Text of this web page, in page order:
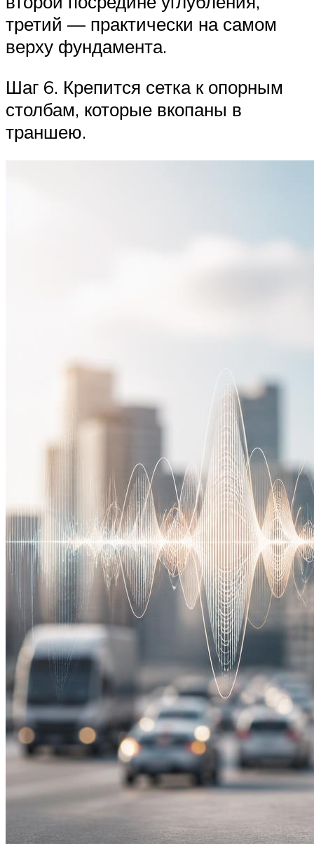
третий — практически на самом
верху фундамента.
Шаг 6. Крепится сетка к опорным
столбам, которые вкопаны в
траншею.